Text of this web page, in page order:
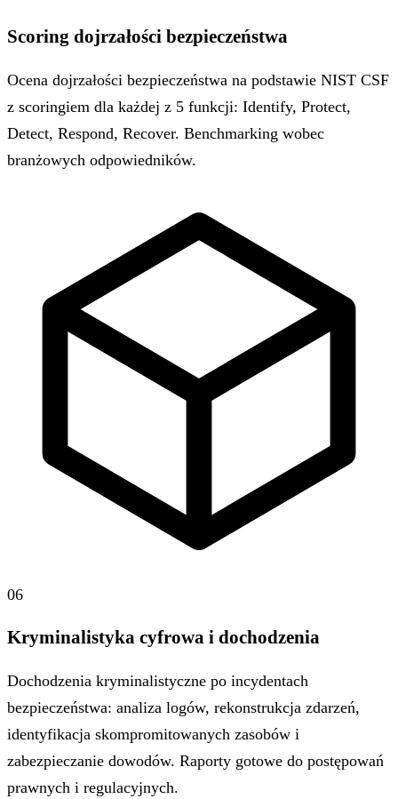
Scoring dojrzałości bezpieczeństwa
Ocena dojrzałości bezpieczeństwa na podstawie NIST CSF
z scoringiem dla każdej z 5 funkcji: Identify, Protect,
Detect, Respond, Recover. Benchmarking wobec
branżowych odpowiedników.
06
Kryminalistyka cyfrowa i dochodzenia
Dochodzenia kryminalistyczne po incydentach
bezpieczeństwa: analiza logów, rekonstrukcja zdarzeń,
identyfikacja skompromitowanych zasobów i
zabezpieczanie dowodów. Raporty gotowe do postępowań
prawnych i regulacyjnych.